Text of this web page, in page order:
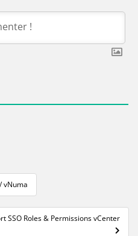
vNuma
SSO Roles & Permissions vCenter